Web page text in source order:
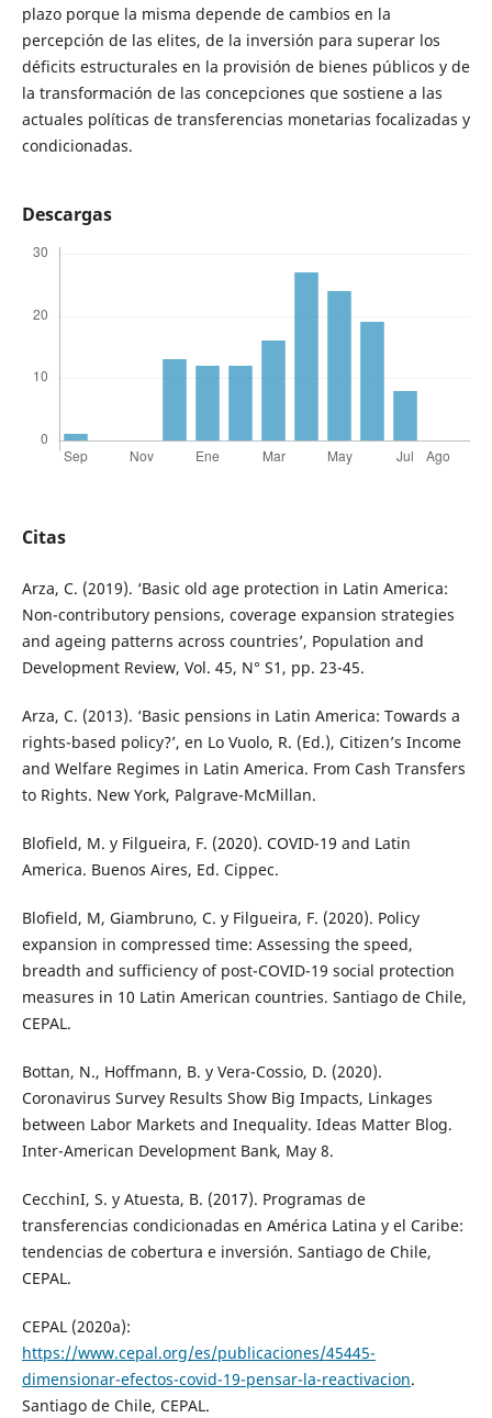
plazo porque la misma depende de cambios en la
percepción de las elites, de la inversión para superar los
déficits estructurales en la provisión de bienes públicos y de
la transformación de las concepciones que sostiene a las
actuales políticas de transferencias monetarias focalizadas y
condicionadas.
Descargas
Citas
Arza, C. (2019). ‘Basic old age protection in Latin America:
Non-contributory pensions, coverage expansion strategies
and ageing patterns across countries’, Population and
Development Review, Vol. 45, N° S1, pp. 23-45.
Arza, C. (2013). ‘Basic pensions in Latin America: Towards a
rights-based policy?’, en Lo Vuolo, R. (Ed.), Citizen’s Income
and Welfare Regimes in Latin America. From Cash Transfers
to Rights. New York, Palgrave-McMillan.
Blofield, M. y Filgueira, F. (2020). COVID-19 and Latin
America. Buenos Aires, Ed. Cippec.
Blofield, M, Giambruno, C. y Filgueira, F. (2020). Policy
expansion in compressed time: Assessing the speed,
breadth and sufficiency of post-COVID-19 social protection
measures in 10 Latin American countries. Santiago de Chile,
CEPAL.
Bottan, N., Hoffmann, B. y Vera-Cossio, D. (2020).
Coronavirus Survey Results Show Big Impacts, Linkages
between Labor Markets and Inequality. Ideas Matter Blog.
Inter-American Development Bank, May 8.
CecchinI, S. y Atuesta, B. (2017). Programas de
transferencias condicionadas en América Latina y el Caribe:
tendencias de cobertura e inversión. Santiago de Chile,
CEPAL.
CEPAL (2020a):
https://www.cepal.org/es/publicaciones/45445-
dimensionar-efectos-covid-19-pensar-la-reactivacion.
Santiago de Chile, CEPAL.